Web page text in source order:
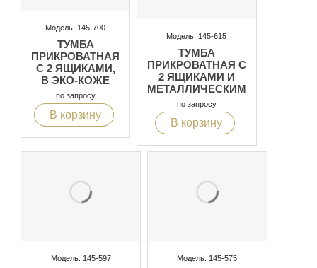
Модель: 145-700
ТУМБА
ПРИКРОВАТНАЯ
С 2 ЯЩИКАМИ,
В ЭКО-КОЖЕ
по запросу
В корзину
Модель: 145-615
ТУМБА
ПРИКРОВАТНАЯ С
2 ЯЩИКАМИ И
МЕТАЛЛИЧЕСКИМ
КАРКАСОМ
по запросу
В корзину
Модель: 145-597 Модель: 145-575